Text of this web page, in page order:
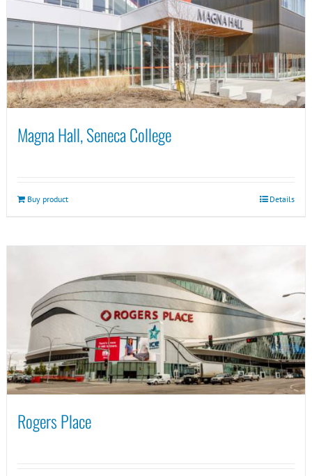
Magna Hall, Seneca College
Buy product Details
Rogers Place